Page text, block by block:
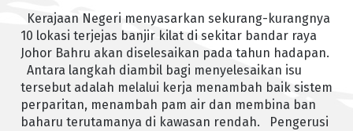
Kerajaan Negeri menyasarkan sekurang-kurangnya
10 lokasi terjejas banjir kilat di sekitar bandar raya
Johor Bahru akan diselesaikan pada tahun hadapan.
Antara langkah diambil bagi menyelesaikan isu
tersebut adalah melalui kerja menambah baik sistem
perparitan, menambah pam air dan membina ban
baharu terutamanya di kawasan rendah. Pengerusi